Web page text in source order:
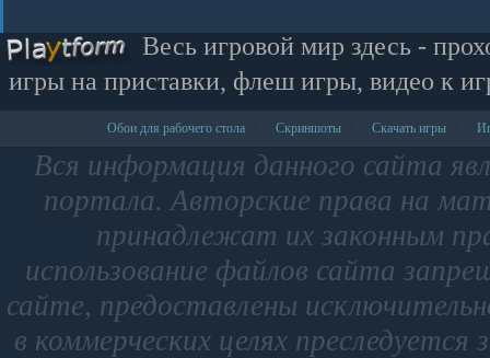
Весь игровой мир здесь -
игры на приставки, флеш игры, видео к
Обои для рабочего стола Скриншоты Скачать игры
Вся информация данного сайта
портала. Авторские права на
принадлежат их законным
использование файлов сайта
сайте, предоставлены
в коммерческих целях